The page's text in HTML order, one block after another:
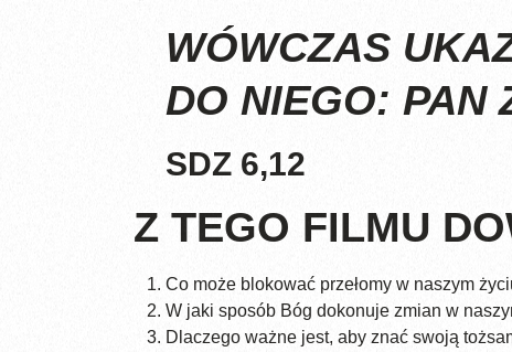
WÓWCZAS
DO NIEGO: PAN
SDZ 6,12
Z TEGO FILMU
Co może blokować przełomy w naszym
W jaki sposób Bóg dokonuje zmian w
Dlaczego ważne jest, aby znać swoją